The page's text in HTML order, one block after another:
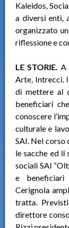
Kaleidos,
a diversi enti,
organizzato
riflessione e
LE STORIE. A
Arte, Intrecci.
di mettere al
beneficiari
conoscere
culturale e
SAI. Nel corso
le sacche ed
sociali SAI
e
Cerignola
tratta.
direttore